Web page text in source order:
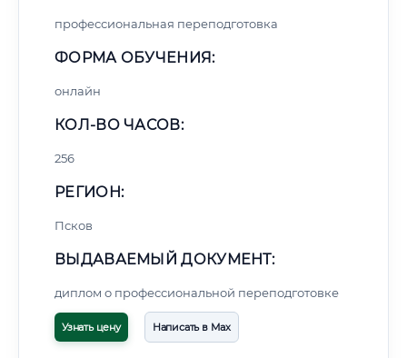
профессиональная переподготовка
ФОРМА ОБУЧЕНИЯ:
онлайн
КОЛ-ВО ЧАСОВ:
256
РЕГИОН:
Псков
ВЫДАВАЕМЫЙ ДОКУМЕНТ:
диплом о профессиональной переподготовке
Узнать цену Написать в Max